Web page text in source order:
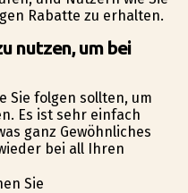
Rabatte zu erhalten.
nutzen, um bei
Sie folgen sollten, um
Es ist sehr einfach
ganz Gewöhnliches
bei all Ihren
Sie